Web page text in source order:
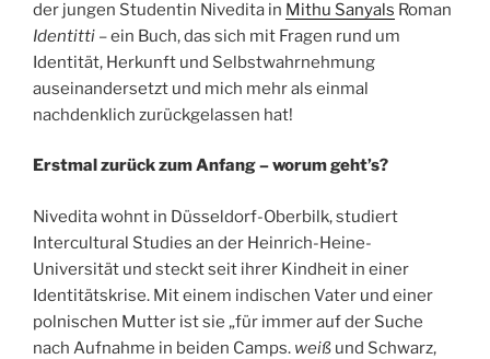
der jungen Studentin Nivedita in Mithu Sanyals Roman
Identitti – ein Buch, das sich mit Fragen rund um
Identität, Herkunft und Selbstwahrnehmung
auseinandersetzt und mich mehr als einmal
nachdenklich zurückgelassen hat!
Erstmal zurück zum Anfang – worum geht’s?
Nivedita wohnt in Düsseldorf-Oberbilk, studiert
Intercultural Studies an der Heinrich-Heine-
Universität und steckt seit ihrer Kindheit in einer
Identitätskrise. Mit einem indischen Vater und einer
polnischen Mutter ist sie „für immer auf der Suche
nach Aufnahme in beiden Camps. weiß und Schwarz,